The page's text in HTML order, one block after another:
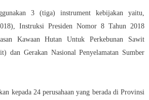
3 (tiga) instrument kebijakan yaitu,
Instruksi Presiden Nomor 8 Tahun 2018
Kawaan Hutan Untuk Perkebunan Sawit
dan Gerakan Nasional Penyelamatan Sumber
kepada 24 perusahaan yang berada di Provinsi